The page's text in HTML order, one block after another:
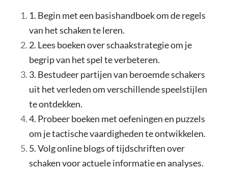
1. Begin met een basishandboek om de regels
van het schaken te leren.
2. Lees boeken over schaakstrategie om je
begrip van het spel te verbeteren.
3. Bestudeer partijen van beroemde schakers
uit het verleden om verschillende speelstijlen
te ontdekken.
4. Probeer boeken met oefeningen en puzzels
om je tactische vaardigheden te ontwikkelen.
5. Volg online blogs of tijdschriften over
schaken voor actuele informatie en analyses.